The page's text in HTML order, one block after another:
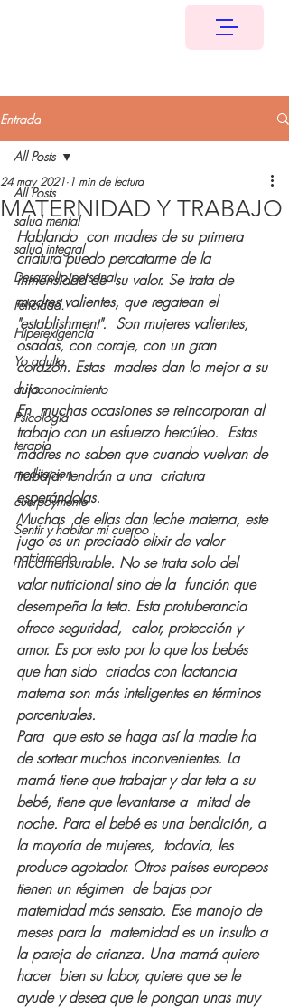
Entrada
All Posts
salud mental
salud integral
Desarrollo personal
Felicidad.
Hiperexigencia
Yo adulto
autoconocimiento
Psicologia
terapia
meditacion
cuerpoymente
Sentir y habitar mi cuerpo
patriarcado
All Posts
MATERNIDAD Y TRABAJO
24 may 2021 1 min de lectura
Hablando  con madres de su primera
criatura puedo percatarme de la
inmensidad de  su valor. Se trata de
madres valientes, que regatean el
"establishment".  Son mujeres valientes,
osadas, con coraje, con un gran
corazón. Estas  madres dan lo mejor a su
hijo.
En  muchas ocasiones se reincorporan al
trabajo con un esfuerzo hercúleo.  Estas
madres no saben que cuando vuelvan de
trabajar tendrán a una  criatura
esperándolas.
Muchas  de ellas dan leche materna, este
jugo es un preciado elixir de valor
incomensurable. No se trata solo del
valor nutricional sino de la  función que
desempeña la teta. Esta protuberancia
ofrece seguridad,  calor, protección y
amor. Es por esto por lo que los bebés
que han sido  criados con lactancia
materna son más inteligentes en términos
porcentuales.
Para  que esto se haga así la madre ha
de sortear muchos inconvenientes. La
mamá tiene que trabajar y dar teta a su
bebé, tiene que levantarse a  mitad de
noche. Para el bebé es una bendición, a
la mayoría de mujeres,  todavía, les
produce agotador. Otros países europeos
tienen un régimen  de bajas por
maternidad más sensato. Ese manojo de
meses para la  maternidad es un insulto a
la pareja de crianza. Una mamá quiere
hacer  bien su labor, quiere que se le
ayude y desea que le pongan unas muy